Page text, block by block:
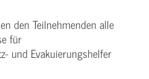
den Teilnehmenden alle
für
und Evakuierungshelfer